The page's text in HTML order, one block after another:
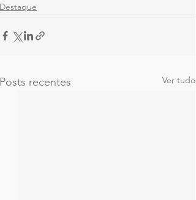
Destaque
Posts recentes Ver tudo